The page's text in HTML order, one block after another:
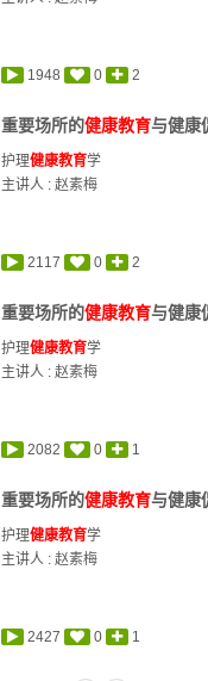
1948 0 2
重要场所的健康教育与健康
护理健康教育学
主讲人 :赵素梅
2117 0 2
重要场所的健康教育与健康
护理健康教育学
主讲人 :赵素梅
2082 0 1
重要场所的健康教育与健康
护理健康教育学
主讲人 :赵素梅
2427 0 1